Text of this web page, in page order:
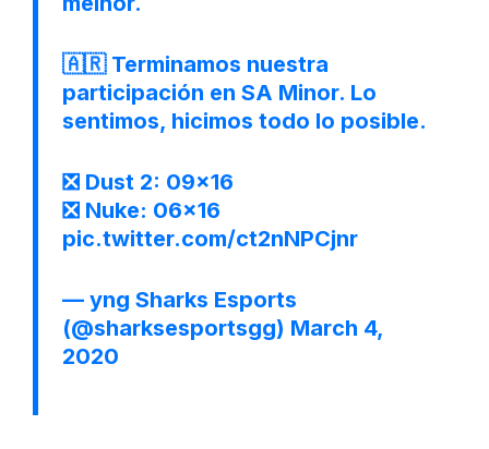
🇦🇷 Terminamos nuestra
participación en SA Minor. Lo
sentimos, hicimos todo lo posible.
❎ Dust 2: 09×16
❎ Nuke: 06×16
pic.twitter.com/ct2nNPCjnr
— yng Sharks Esports
(@sharksesportsgg) March 4,
2020